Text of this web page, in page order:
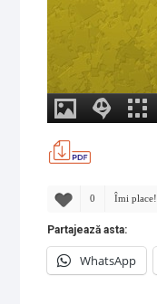
0 Îmi place!
Partajează asta:
WhatsApp